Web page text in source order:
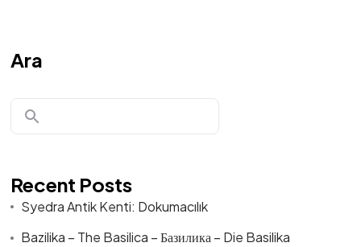
Ara
Recent Posts
Syedra Antik Kenti: Dokumacılık
Bazilika – The Basilica – Базилика – Die Basilika